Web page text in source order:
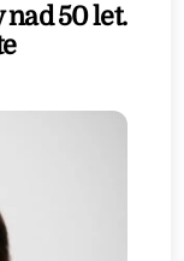
50 let.